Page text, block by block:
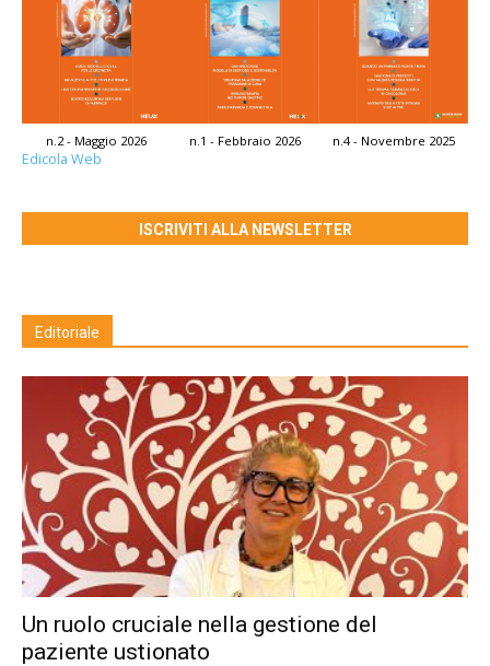
n.2 - Maggio 2026 n.1 - Febbraio 2026 n.4 - Novembre 2025
Edicola Web
ISCRIVITI ALLA NEWSLETTER
Editoriale
Un ruolo cruciale nella gestione del
paziente ustionato